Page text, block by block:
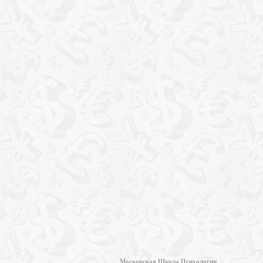
Московская Школа Психологии